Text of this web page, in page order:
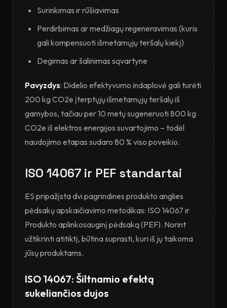
Surinkimas ir rūšiavimas
Perdirbimas ar medžiagų regeneravimas (kuris
gali kompensuoti išmetamųjų teršalų kiekį)
Degimas ar šalinimas sąvartyne
Pavyzdys: Didelio efektyvumo indaplovė gali turėti
200 kg CO2e įterptųjų išmetamųjų teršalų iš
gamybos, tačiau per 10 metų sugeneruoti 800 kg
CO2e iš elektros energijos suvartojimo – todėl
naudojimo etapas sudaro 80 % viso poveikio.
ISO 14067 ir PEF standartai
ES pripažįsta dvi pagrindines produkto anglies
pėdsakų apskaičiavimo metodikas: ISO 14067 ir
Produkto aplinkosauginį pėdsaką (PEF). Norint
užtikrinti atitiktį, būtina suprasti, kuri iš jų taikoma
jūsų produktams.
ISO 14067: Šiltnamio efektą
sukeliančios dujos